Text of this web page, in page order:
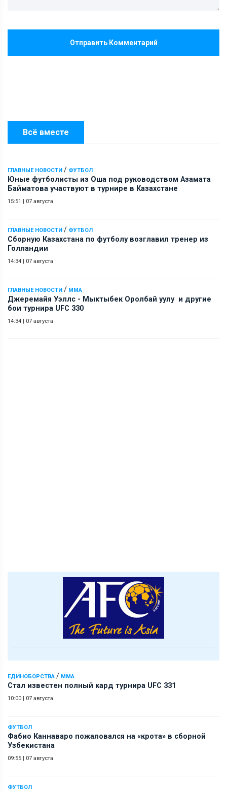
Всё вместе
ГЛАВНЫЕ НОВОСТИ / ФУТБОЛ
Юные футболисты из Оша под руководством Азамата
Байматова участвуют в турнире в Казахстане
15:51 | 07 августа
ГЛАВНЫЕ НОВОСТИ / ФУТБОЛ
Сборную Казахстана по футболу возглавил тренер из
Голландии
14:34 | 07 августа
ГЛАВНЫЕ НОВОСТИ / ММА
Джеремайя Уэллс - Мыктыбек Оролбай уулу и другие
бои турнира UFC 330
14:34 | 07 августа
ЕДИНОБОРСТВА / ММА
Стал известен полный кард турнира UFC 331
10:00 | 07 августа
ФУТБОЛ
Фабио Каннаваро пожаловался на «крота» в сборной
Узбекистана
09:55 | 07 августа
ФУТБОЛ
Отправить Комментарий